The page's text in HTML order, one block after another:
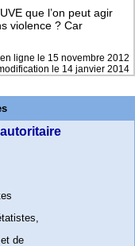
que l’on peut agir
violence ? Car
ligne le 15 novembre 2012
le 14 janvier 2014
de